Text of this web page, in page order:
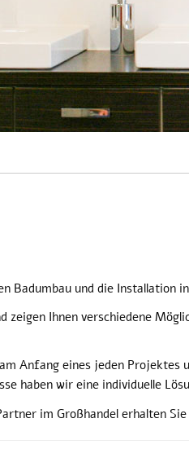
Badumbau und die Installation
zeigen Ihnen verschiedene
Anfang eines jeden
haben wir eine individuelle
im Großhandel erhalten